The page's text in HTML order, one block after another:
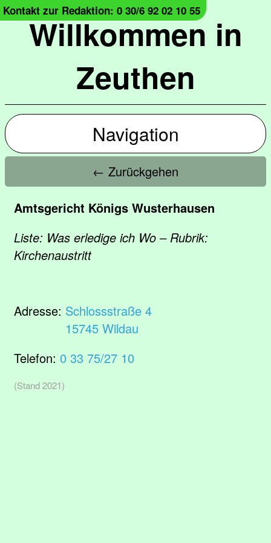
Willkommen in
Zeuthen
Kontakt zur Redaktion: 0 30/6 92 02 10 55
Navigation
← Zurückgehen
Amtsgericht Königs Wusterhausen
Liste: Was erledige ich Wo – Rubrik:
Kirchenaustritt
Adresse: Schlossstraße 4
15745 Wildau
Telefon: 0 33 75/27 10
(Stand 2021)